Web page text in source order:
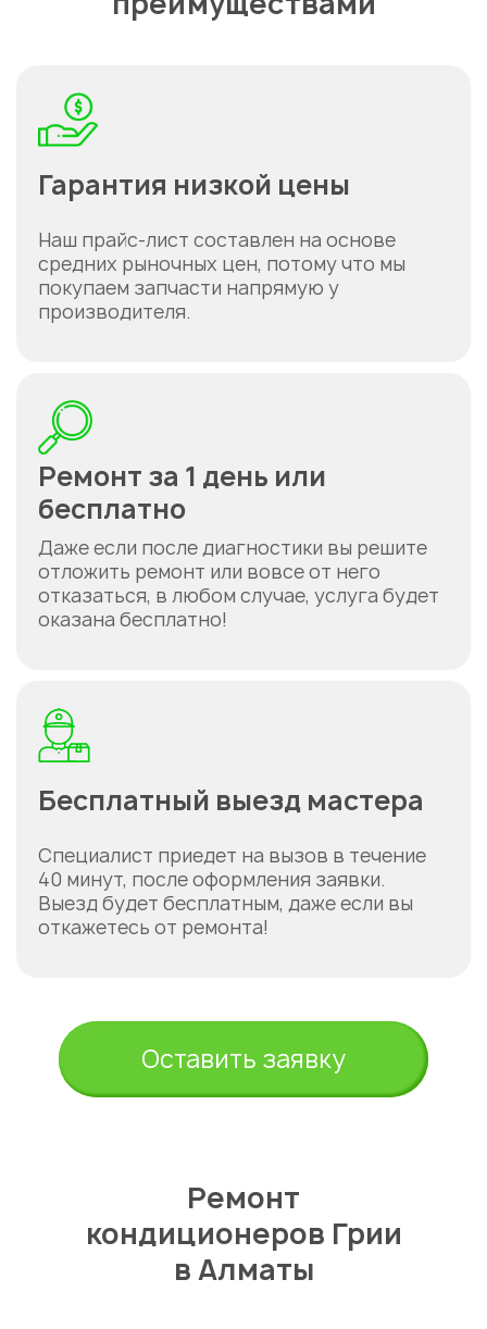
Гарантия низкой цены
Наш прайс-лист составлен на основе
средних рыночных цен, потому что мы
покупаем запчасти напрямую у
производителя.
Ремонт за 1 день или
бесплатно
Даже если после диагностики вы решите
отложить ремонт или вовсе от него
отказаться, в любом случае, услуга будет
оказана бесплатно!
Бесплатный выезд мастера
Специалист приедет на вызов в течение
40 минут, после оформления заявки.
Выезд будет бесплатным, даже если вы
откажетесь от ремонта!
Оставить заявку
Ремонт
кондиционеров Грии
в Алматы
Укажите из какого вы
города